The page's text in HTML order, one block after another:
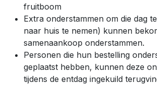
fruitboom
Extra onderstammen om die dag
naar huis te nemen) kunnen
samenaankoop onderstammen.
Personen die hun bestelling
geplaatst hebben, kunnen deze
tijdens de entdag ingekuild